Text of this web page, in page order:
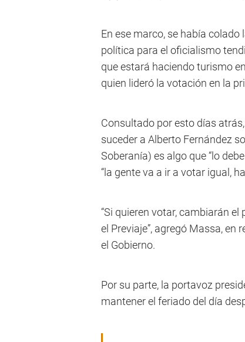
En ese marco, se había
política para el oficialismo
que estará haciendo turismo
quien lideró la votación en la
Consultado por esto días
suceder a Alberto Fernández
Soberanía) es algo que “lo
“la gente va a ir a votar igual,
“Si quieren votar, cambiarán
el Previaje”, agregó Massa,
el Gobierno.
Por su parte, la portavoz
mantener el feriado del día